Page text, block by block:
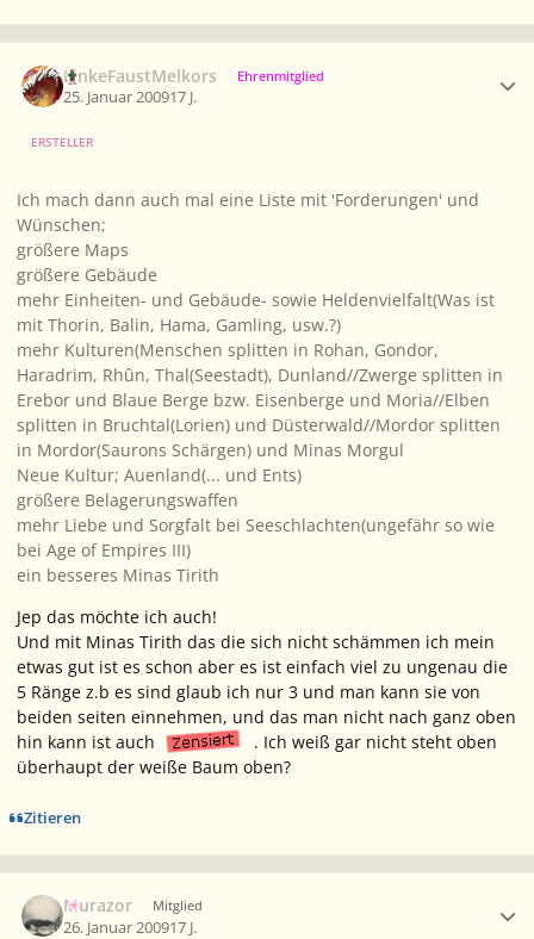
LinkeFaustMelkors Ehrenmitglied
25. Januar 200917 J.
ERSTELLER
Ich mach dann auch mal eine Liste mit 'Forderungen' und
Wünschen;
größere Maps
größere Gebäude
mehr Einheiten- und Gebäude- sowie Heldenvielfalt(Was ist
mit Thorin, Balin, Hama, Gamling, usw.?)
mehr Kulturen(Menschen splitten in Rohan, Gondor,
Haradrim, Rhûn, Thal(Seestadt), Dunland//Zwerge splitten in
Erebor und Blaue Berge bzw. Eisenberge und Moria//Elben
splitten in Bruchtal(Lorien) und Düsterwald//Mordor splitten
in Mordor(Saurons Schärgen) und Minas Morgul
Neue Kultur; Auenland(... und Ents)
größere Belagerungswaffen
mehr Liebe und Sorgfalt bei Seeschlachten(ungefähr so wie
bei Age of Empires III)
ein besseres Minas Tirith
Jep das möchte ich auch!
Und mit Minas Tirith das die sich nicht schämmen ich mein
etwas gut ist es schon aber es ist einfach viel zu ungenau die
5 Ränge z.b es sind glaub ich nur 3 und man kann sie von
beiden seiten einnehmen, und das man nicht nach ganz oben
hin kann ist auch
. Ich weiß gar nicht steht oben
überhaupt der weiße Baum oben?
Zitieren
Murazor Mitglied
26. Januar 200917 J.